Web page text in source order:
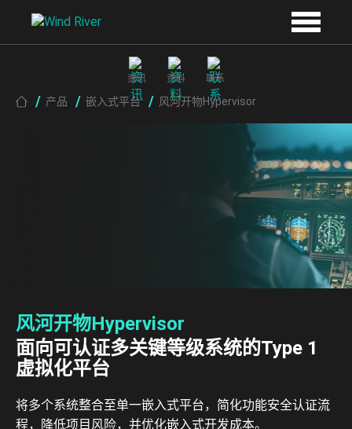
资讯 资料 联系
Breadcrumb
产品 嵌入式平台 风河开物Hypervisor
风河开物Hypervisor
面向可认证多关键等级系统的Type 1
虚拟化平台
将多个系统整合至单一嵌入式平台，简化功能安全认证流
程，降低项目风险，并优化嵌入式开发成本。